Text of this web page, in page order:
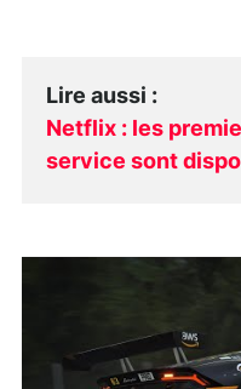
Lire aussi :
Netflix : les
service sont